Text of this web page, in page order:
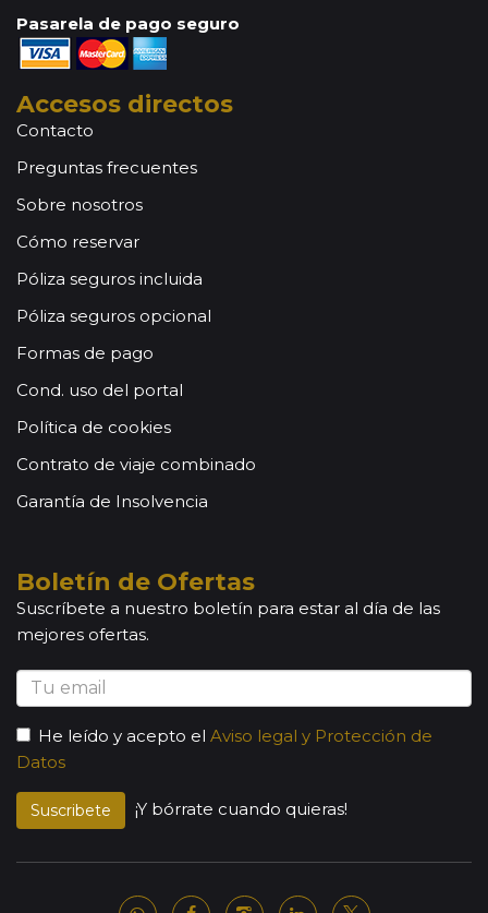
Pasarela de pago seguro
Accesos directos
Contacto
Preguntas frecuentes
Sobre nosotros
Cómo reservar
Póliza seguros incluida
Póliza seguros opcional
Formas de pago
Cond. uso del portal
Política de cookies
Contrato de viaje combinado
Garantía de Insolvencia
Boletín de Ofertas
Suscríbete a nuestro boletín para estar al día de las
mejores ofertas.
He leído y acepto el Aviso legal y Protección de
Datos
Suscribete ¡Y bórrate cuando quieras!